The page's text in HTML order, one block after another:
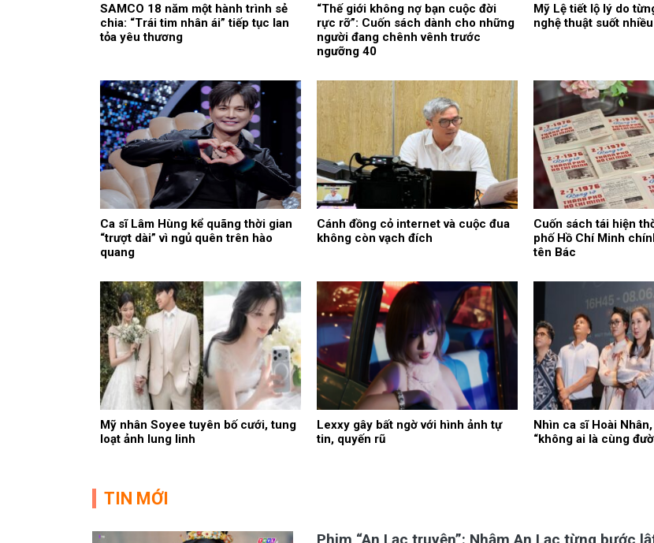
SAMCO 18 năm một hành trình sẻ
chia: “Trái tim nhân ái” tiếp tục lan
tỏa yêu thương
“Thế giới không nợ bạn cuộc đời
rực rỡ”: Cuốn sách dành cho những
người đang chênh vênh trước
ngưỡng 40
Mỹ Lệ tiết lộ lý do
nghệ thuật suốt
Ca sĩ Lâm Hùng kể quãng thời gian
“trượt dài” vì ngủ quên trên hào
quang
Cánh đồng cỏ internet và cuộc đua
không còn vạch đích
Cuốn sách tái hiện
phố Hồ Chí Minh
tên Bác
Mỹ nhân Soyee tuyên bố cưới, tung
loạt ảnh lung linh
Lexxy gây bất ngờ với hình ảnh tự
tin, quyến rũ
Nhìn ca sĩ Hoài
“không ai là cùng
TIN MỚI